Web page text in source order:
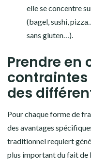
elle se concentre
(bagel, sushi,
sans gluten…).
Prendre en
des
Pour chaque forme de
des avantages
traditionnel requiert
plus important du fait de